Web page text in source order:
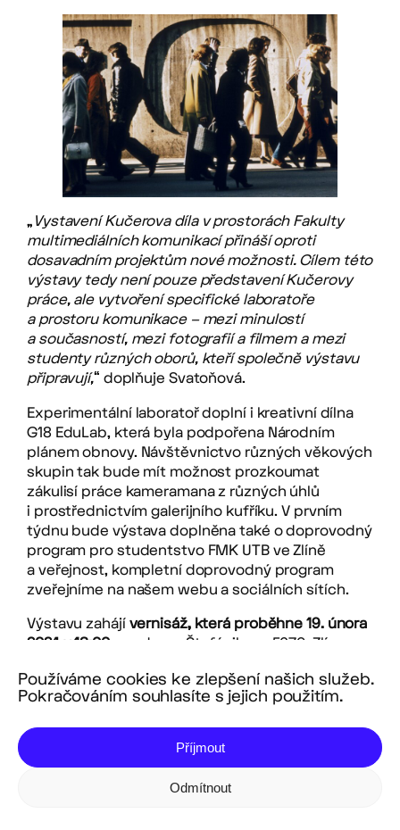
Používáme cookies ke zlepšení našich služeb.
Pokračováním souhlasíte s jejich použitím.
Příjmout
Odmítnout
„Vystavení Kučerova díla v prostorách Fakulty
multimediálních komunikací přináší oproti
dosavadním projektům nové možnosti. Cílem této
výstavy tedy není pouze představení Kučerovy
práce, ale vytvoření specifické laboratoře
a prostoru komunikace – mezi minulostí
a současností, mezi fotografií a filmem a mezi
studenty různých oborů, kteří společně výstavu
připravují,“ doplňuje Svatoňová.
Experimentální laboratoř doplní i kreativní dílna
G18 EduLab, která byla podpořena Národním
plánem obnovy. Návštěvnictvo různých věkových
skupin tak bude mít možnost prozkoumat
zákulisí práce kameramana z různých úhlů
i prostřednictvím galerijního kufříku. V prvním
týdnu bude výstava doplněna také o doprovodný
program pro studentstvo FMK UTB ve Zlíně
a veřejnost, kompletní doprovodný program
zveřejníme na našem webu a sociálních sítích.
Výstavu zahájívernisáž, která proběhne19. února
2024 v 18:00na adrese Štefánikova 5670, Zlín.
2024, vždy v otevírací dobu pondělí–čtvrtek od 13
do 18 hodin.
Výstava se realizovala za finanční podpory
Ministerstva kulturu. Děkujeme!